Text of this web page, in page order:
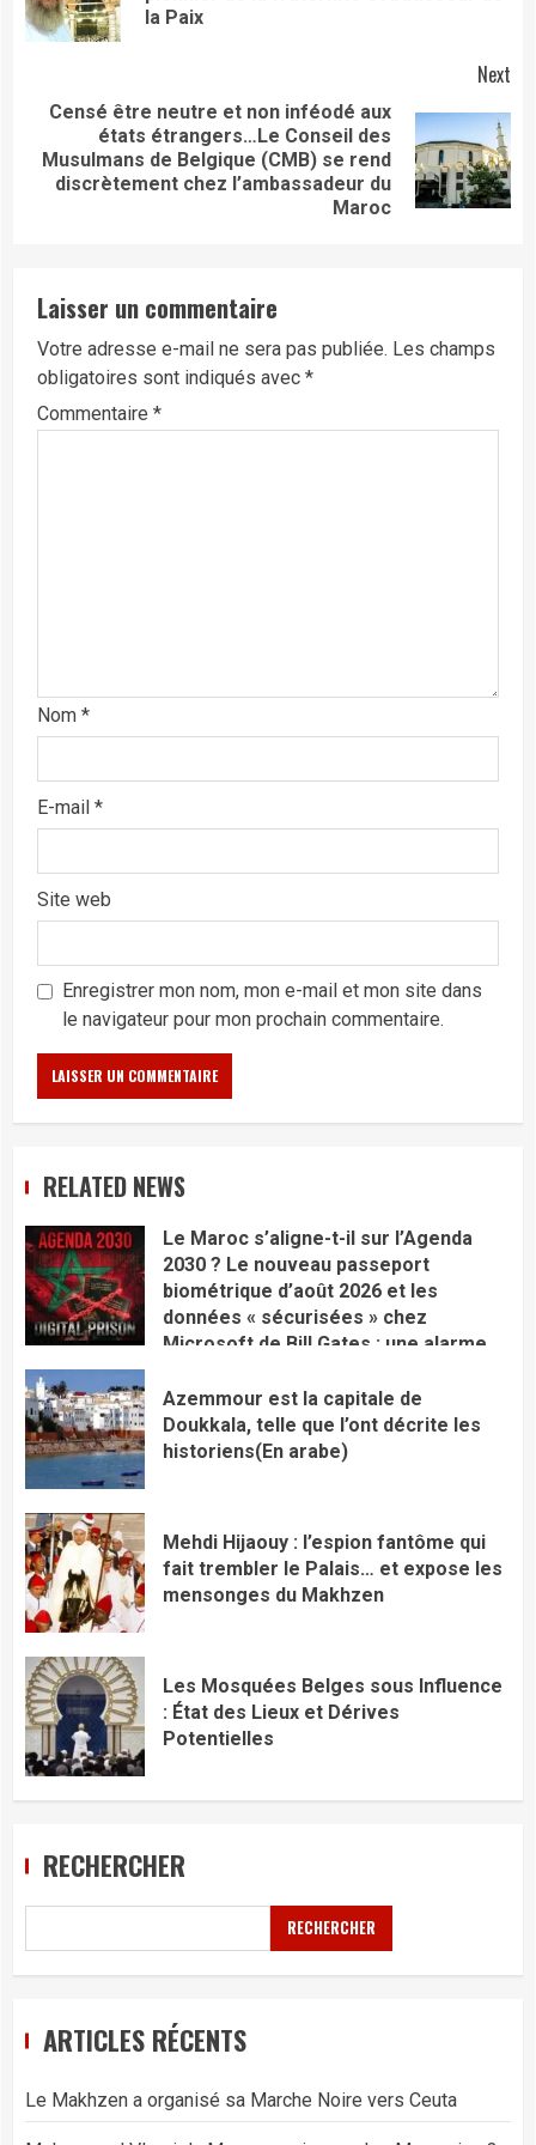
la Paix
Next
Next
post:
Censé être neutre et non inféodé aux
états étrangers…Le Conseil des
Musulmans de Belgique (CMB) se rend
discrètement chez l’ambassadeur du
Maroc
Laisser un commentaire
Votre adresse e-mail ne sera pas publiée. Les champs
obligatoires sont indiqués avec *
Commentaire *
Nom *
E-mail *
Site web
Enregistrer mon nom, mon e-mail et mon site dans
le navigateur pour mon prochain commentaire.
RELATED NEWS
Le Maroc s’aligne-t-il sur l’Agenda
2030 ? Le nouveau passeport
biométrique d’août 2026 et les
données « sécurisées » chez
Microsoft de Bill Gates : une alarme
Azemmour est la capitale de
Doukkala, telle que l’ont décrite les
historiens(En arabe)
Mehdi Hijaouy : l’espion fantôme qui
fait trembler le Palais… et expose les
mensonges du Makhzen
Les Mosquées Belges sous Influence
: État des Lieux et Dérives
Potentielles
RECHERCHER
RECHERCHER
ARTICLES RÉCENTS
Le Makhzen a organisé sa Marche Noire vers Ceuta